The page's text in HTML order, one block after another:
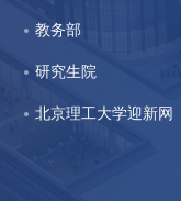
教务部
研究生院
北京理工大学迎新网